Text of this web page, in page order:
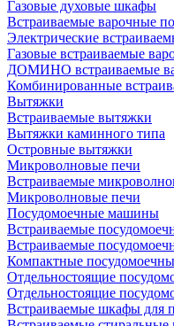
Газовые духовые шкафы
Встраиваемые варочные
Электрические
Газовые встраиваемые
ДОМИНО встраиваемые
Комбинированные
Вытяжки
Встраиваемые вытяжки
Вытяжки каминного типа
Островные вытяжки
Микроволновые печи
Встраиваемые
Микроволновые печи
Посудомоечные машины
Встраиваемые
Встраиваемые
Компактные
Отдельностоящие
Отдельностоящие
Встраиваемые шкафы для